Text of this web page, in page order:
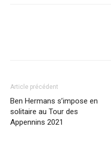
Article précédent
Ben Hermans s’impose en
solitaire au Tour des
Appennins 2021